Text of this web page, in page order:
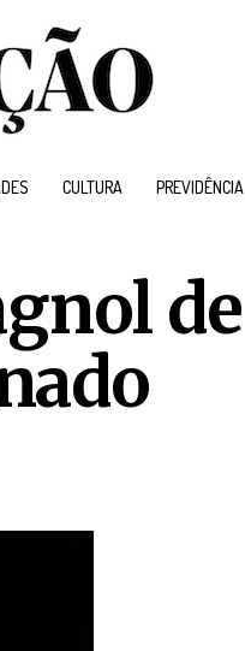
CULTURA PREVIDÊNCIA
de